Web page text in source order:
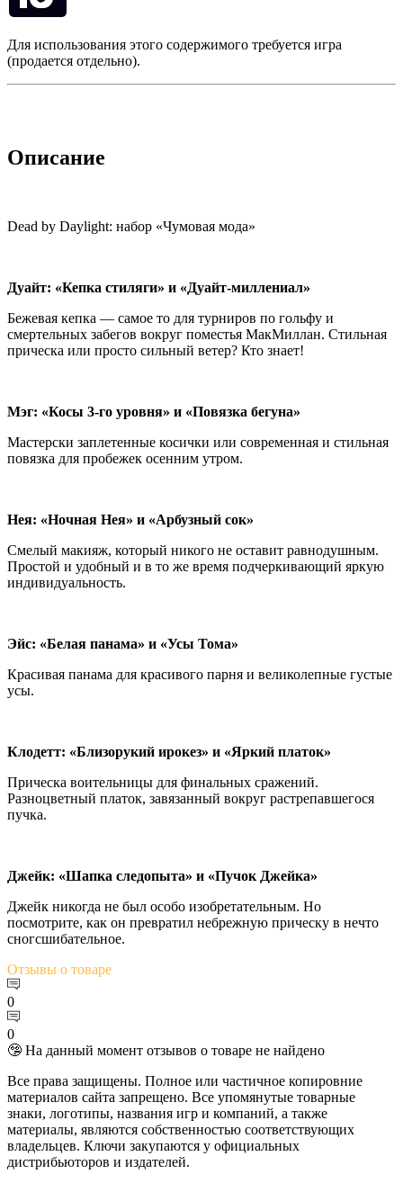
Для использования этого содержимого требуется игра
(продается отдельно).
Описание
Dead by Daylight: набор «Чумовая мода»
Дуайт: «Кепка стиляги» и «Дуайт-миллениал»
Бежевая кепка — самое то для турниров по гольфу и
смертельных забегов вокруг поместья МакМиллан. Стильная
прическа или просто сильный ветер? Кто знает!
Мэг: «Косы 3-го уровня» и «Повязка бегуна»
Мастерски заплетенные косички или современная и стильная
повязка для пробежек осенним утром.
Нея: «Ночная Нея» и «Арбузный сок»
Смелый макияж, который никого не оставит равнодушным.
Простой и удобный и в то же время подчеркивающий яркую
индивидуальность.
Эйс: «Белая панама» и «Усы Тома»
Красивая панама для красивого парня и великолепные густые
усы.
Клодетт: «Близорукий ирокез» и «Яркий платок»
Прическа воительницы для финальных сражений.
Разноцветный платок, завязанный вокруг растрепавшегося
пучка.
Джейк: «Шапка следопыта» и «Пучок Джейка»
Джейк никогда не был особо изобретательным. Но
посмотрите, как он превратил небрежную прическу в нечто
сногcшибательное.
Отзывы о товаре
0
0
🤥 На данный момент отзывов о товаре не найдено
Все права защищены. Полное или частичное копировние
материалов сайта запрещено. Все упомянутые товарные
знаки, логотипы, названия игр и компаний, а также
материалы, являются собственностью соответствующих
владельцев. Ключи закупаются у официальных
дистрибьюторов и издателей.